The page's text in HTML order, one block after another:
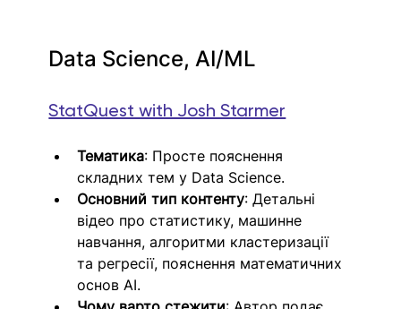
Data Science, AI/ML
StatQuest with Josh Starmer
Тематика: Просте пояснення
складних тем у Data Science.
Основний тип контенту: Детальні
відео про статистику, машинне
навчання, алгоритми кластеризації
та регресії, пояснення математичних
основ AI.